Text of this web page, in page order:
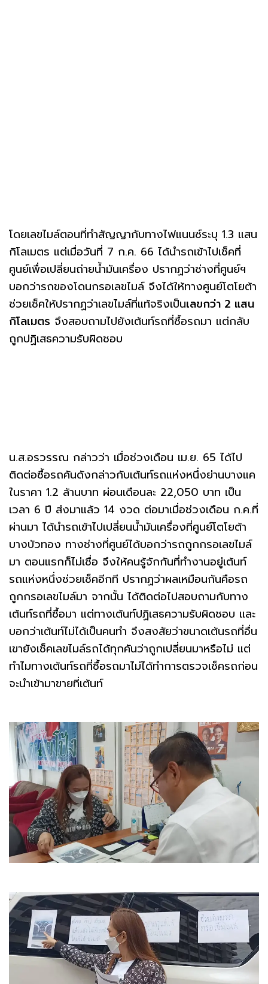
โดยเลขไมล์ตอนที่ทำสัญญากับทางไฟแนนซ์ระบุ 1.3 แสน
กิโลเมตร แต่เมื่อวันที่ 7 ก.ค. 66 ได้นำรถเข้าไปเช็คที่
ศูนย์เพื่อเปลี่ยนถ่ายน้ำมันเครื่อง ปรากฏว่าช่างที่ศูนย์ฯ
บอกว่ารถของโดนกรอเลขไมล์ จึงได้ให้ทางศูนย์โตโยต้า
ช่วยเช็คให้ปรากฏว่าเลขไมล์ที่แท้จริงเป็นเลขกว่า 2 แสน
กิโลเมตร จึงสอบถามไปยังเต้นท์รถที่ซื้อรถมา แต่กลับ
ถูกปฏิเสธความรับผิดชอบ
น.ส.อรวรรณ กล่าวว่า เมื่อช่วงเดือน เม.ย. 65 ได้ไป
ติดต่อซื้อรถคันดังกล่าวกับเต้นท์รถแห่งหนึ่งย่านบางแค
ในราคา 1.2 ล้านบาท ผ่อนเดือนละ 22,050 บาท เป็น
เวลา 6 ปี ส่งมาแล้ว 14 งวด ต่อมาเมื่อช่วงเดือน ก.ค.ที่
ผ่านมา ได้นำรถเข้าไปเปลี่ยนน้ำมันเครื่องที่ศูนย์โตโยต้า
บางบัวทอง ทางช่างที่ศูนย์ได้บอกว่ารถถูกกรอเลขไมล์
มา ตอนแรกก็ไม่เชื่อ จึงให้คนรู้จักกันที่ทำงานอยู่เต้นท์
รถแห่งหนึ่งช่วยเช็คอีกที ปรากฏว่าผลเหมือนกันคือรถ
ถูกกรอเลขไมล์มา จากนั้น ได้ติดต่อไปสอบถามกับทาง
เต้นท์รถที่ซื้อมา แต่ทางเต้นท์ปฏิเสธความรับผิดชอบ และ
บอกว่าเต้นท์ไม่ได้เป็นคนทำ จึงสงสัยว่าขนาดเต้นรถที่อื่น
เขายังเช็คเลขไมล์รถได้ทุกคันว่าถูกเปลี่ยนมาหรือไม่ แต่
ทำไมทางเต้นท์รถที่ซื้อรถมาไม่ได้ทำการตรวจเช็ครถก่อน
จะนำเข้ามาขายที่เต้นท์